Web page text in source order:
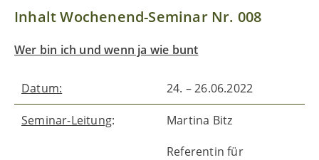
Inhalt Wochenend-Seminar Nr. 008
Wer bin ich und wenn ja wie bunt
Datum: 24. – 26.06.2022
Seminar-Leitung:
Martina Bitz
Referentin für